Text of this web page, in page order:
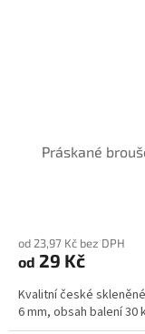
Práskané
od 23,97 Kč bez DPH
od 29 Kč
Kvalitní české
6 mm, obsah balení